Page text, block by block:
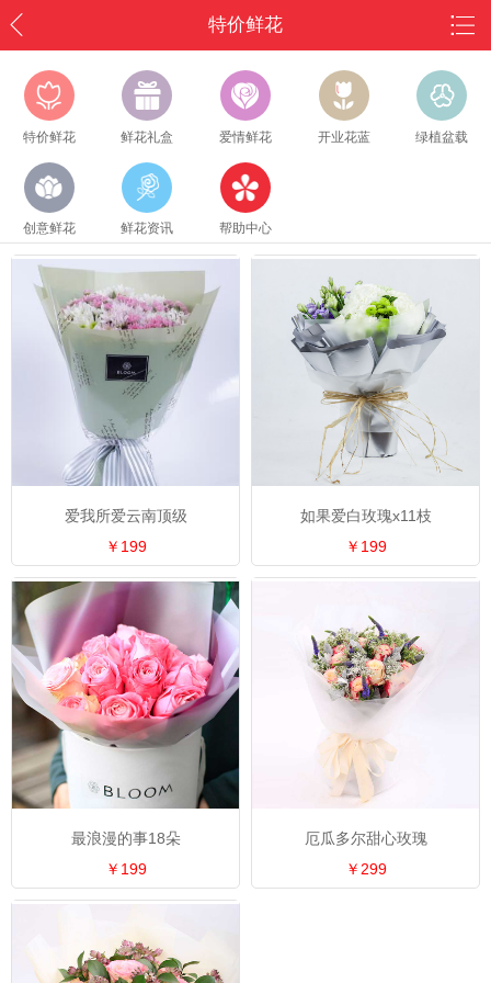
特价鲜花
特价鲜花 鲜花礼盒 爱情鲜花 开业花蓝 绿植盆载
创意鲜花 鲜花资讯 帮助中心
爱我所爱云南顶级
￥199
如果爱白玫瑰x11枝
￥199
最浪漫的事18朵
￥199
厄瓜多尔甜心玫瑰
￥299